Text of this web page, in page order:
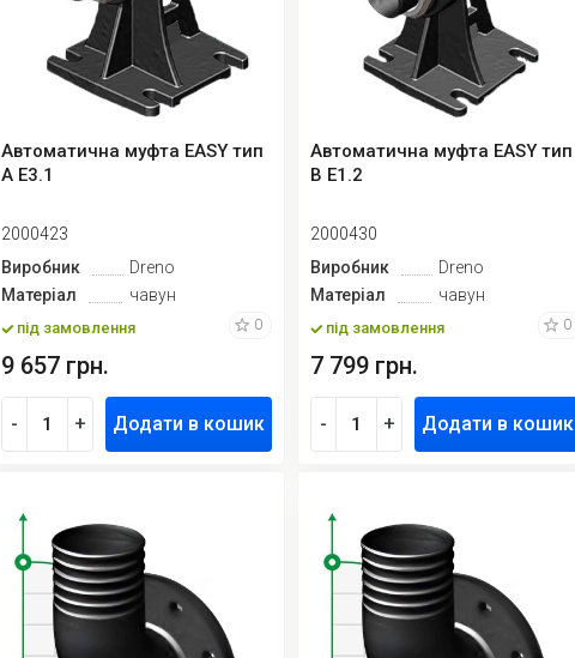
Автоматична муфта EASY тип
А E3.1
2000423
Виробник
Dreno
Матеріал
чавун
під замовлення 0
9 657 грн.
- + Додати в кошик
Автоматична муфта EASY тип
В E1.2
2000430
Виробник
Dreno
Матеріал
чавун
під замовлення 0
7 799 грн.
- + Додати в кошик